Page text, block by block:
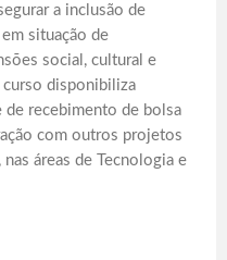
a inclusão de
situação de
social, cultural e
disponibiliza
de recebimento de bolsa
com outros projetos
áreas de Tecnologia e